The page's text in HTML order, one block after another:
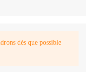
dès que possible